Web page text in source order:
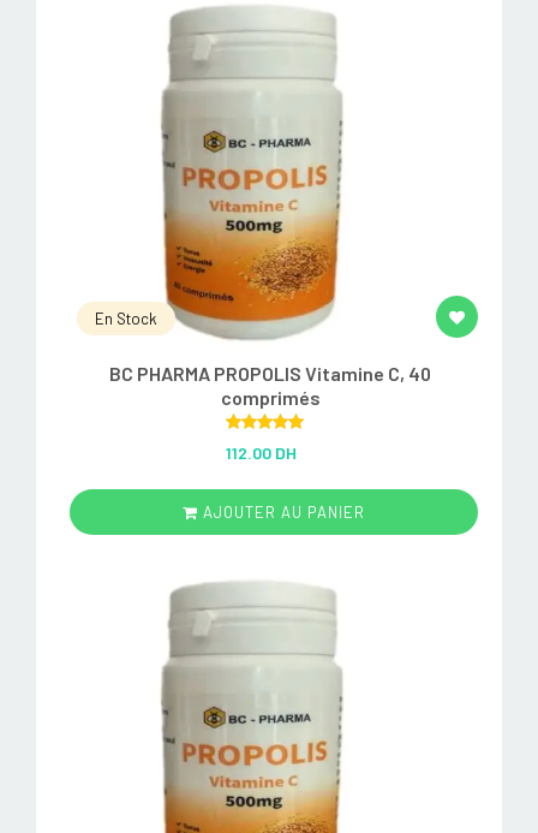
En Stock
BC PHARMA PROPOLIS Vitamine C, 40
comprimés
out of 5
112.00 DH
AJOUTER AU PANIER